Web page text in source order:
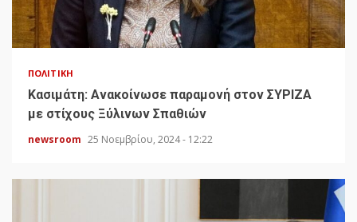
ΠΟΛΙΤΙΚΉ
Κασιμάτη: Ανακοίνωσε παραμονή στον ΣΥΡΙΖΑ
με στίχους Ξύλινων Σπαθιών
newsroom 25 Νοεμβρίου, 2024 - 12:22